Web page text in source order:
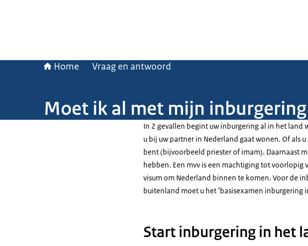
Home Vraag en antwoord
Moet ik al met mijn
In 2 gevallen begint uw inburgering al in het land
u bij uw partner in Nederland gaat wonen. Of als
bent (bijvoorbeeld priester of imam). Daarnaast
hebben. Een mvv is een machtiging tot voorlopig
visum om Nederland binnen te komen. Voor de
buitenland moet u het ‘basisexamen inburgering
Start inburgering in het